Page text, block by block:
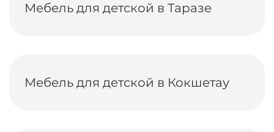
Мебель для детской в Таразе
Мебель для детской в Кокшетау